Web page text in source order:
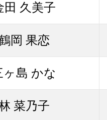
田 久美子
岡 果恋
ヶ島 かな
菜乃子